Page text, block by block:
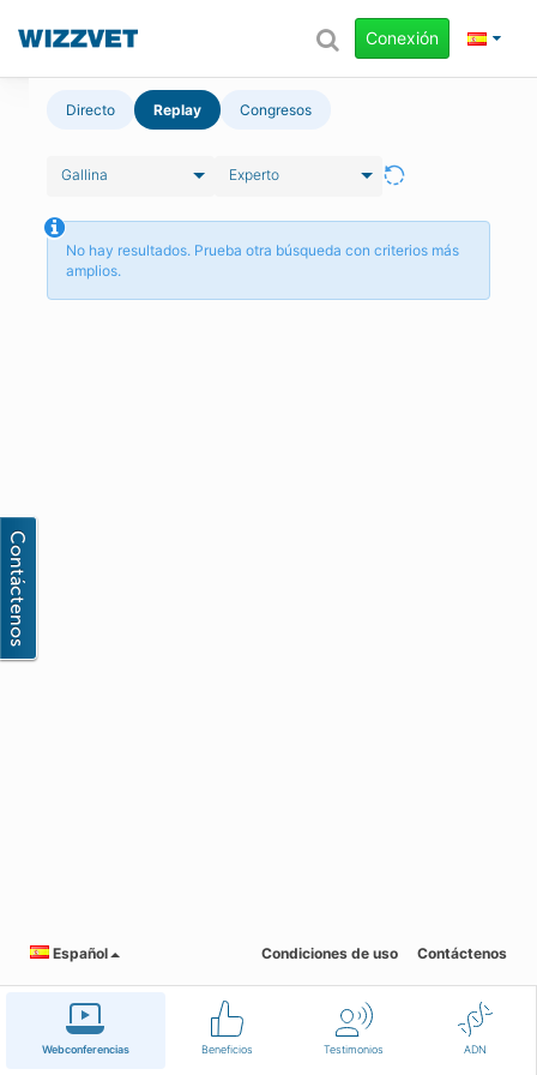
Webconferencias Beneficios Testimonios ADN
Conexión
Directo Replay Congresos
Gallina Experto
No hay resultados. Prueba otra búsqueda con criterios más
amplios.
Español Condiciones de uso Contáctenos